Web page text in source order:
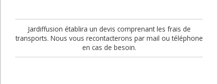
Jardiffusion établira un devis comprenant les frais de
transports. Nous vous recontacterons par mail ou téléphone
en cas de besoin.